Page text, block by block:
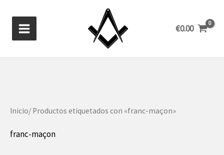
contenido
€0.00
Inicio/ Productos etiquetados con «franc-maçon»
franc-maçon